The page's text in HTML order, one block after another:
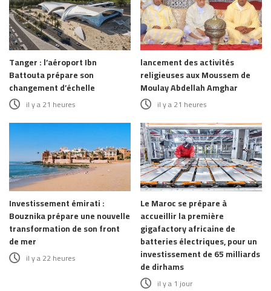
Tanger : l’aéroport Ibn
Battouta prépare son
changement d’échelle
il y a 21 heures
lancement des activités
religieuses aux Moussem de
Moulay Abdellah Amghar
il y a 21 heures
Investissement émirati :
Bouznika prépare une nouvelle
transformation de son front
de mer
il y a 22 heures
Le Maroc se prépare à
accueillir la première
gigafactory africaine de
batteries électriques, pour un
investissement de 65 milliards
de dirhams
il y a 1 jour